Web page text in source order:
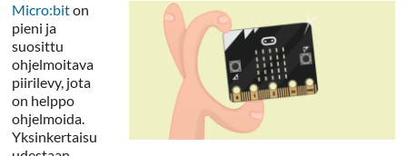
Micro:biton
pieni ja
suosittu
ohjelmoitava
piirilevy, jota
on helppo
ohjelmoida.
Yksinkertaisu